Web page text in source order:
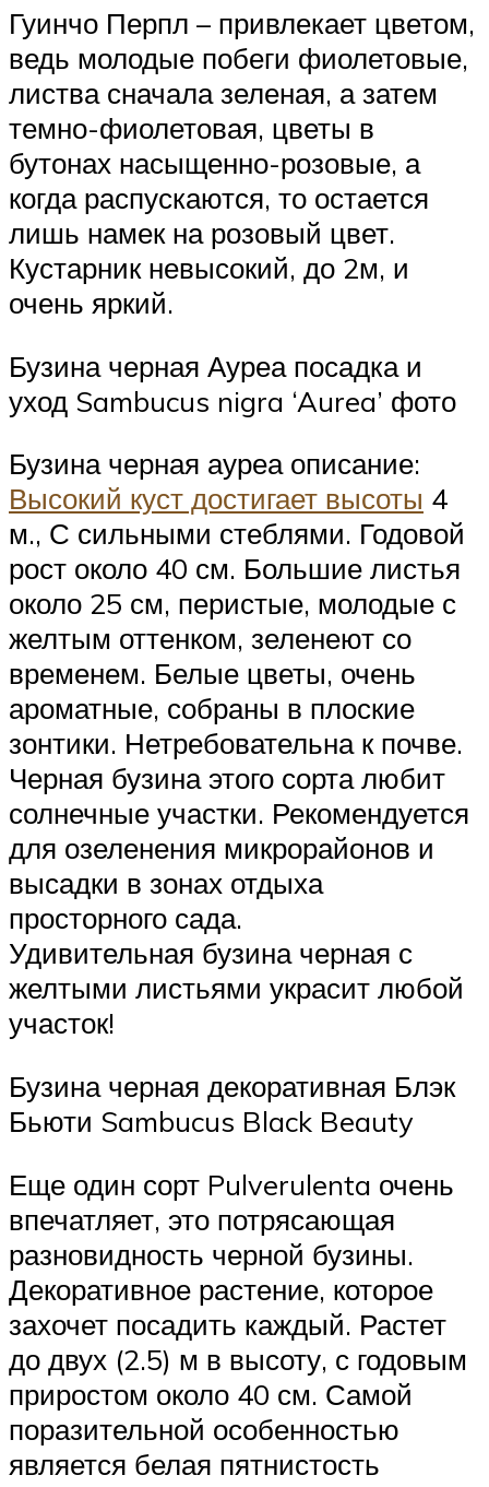
Гуинчо Перпл – привлекает цветом,
ведь молодые побеги фиолетовые,
листва сначала зеленая, а затем
темно-фиолетовая, цветы в
бутонах насыщенно-розовые, а
когда распускаются, то остается
лишь намек на розовый цвет.
Кустарник невысокий, до 2м, и
очень яркий.
Бузина черная Ауреа посадка и
уход Sambucus nigra ‘Aurea’ фото
Бузина черная ауреа описание:
Высокий куст достигает высоты 4
м., С сильными стеблями. Годовой
рост около 40 см. Большие листья
около 25 см, перистые, молодые с
желтым оттенком, зеленеют со
временем. Белые цветы, очень
ароматные, собраны в плоские
зонтики. Нетребовательна к почве.
Черная бузина этого сорта любит
солнечные участки. Рекомендуется
для озеленения микрорайонов и
высадки в зонах отдыха
просторного сада.
Удивительная бузина черная с
желтыми листьями украсит любой
участок!
Бузина черная декоративная Блэк
Бьюти Sambucus Black Beauty
Еще один сорт Pulverulenta очень
впечатляет, это потрясающая
разновидность черной бузины.
Декоративное растение, которое
захочет посадить каждый. Растет
до двух (2.5) м в высоту, с годовым
приростом около 40 см. Самой
поразительной особенностью
является белая пятнистость